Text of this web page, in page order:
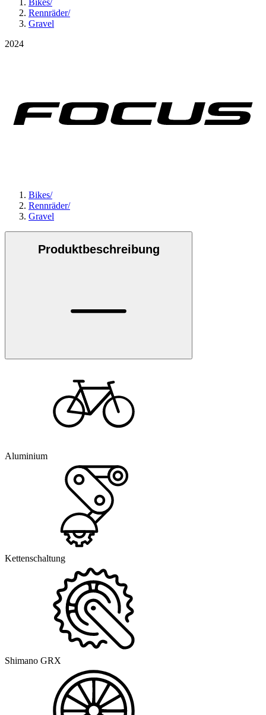
Rennräder/
Gravel
2024
Bikes/
Rennräder/
Gravel
Produktbeschreibung
Aluminium
Kettenschaltung
Shimano GRX